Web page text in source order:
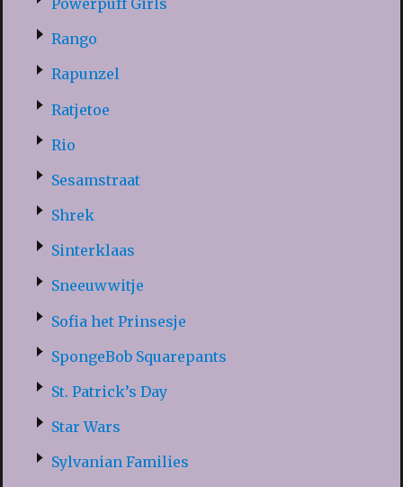
Rango
Rapunzel
Ratjetoe
Rio
Sesamstraat
Shrek
Sinterklaas
Sneeuwwitje
Sofia het Prinsesje
SpongeBob Squarepants
St. Patrick’s Day
Star Wars
Sylvanian Families